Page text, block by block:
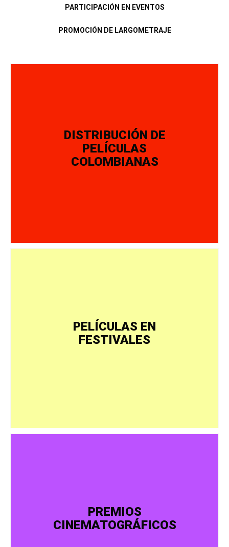
PARTICIPACIÓN EN EVENTOS
PROMOCIÓN DE LARGOMETRAJE
DISTRIBUCIÓN DE
PELÍCULAS
COLOMBIANAS
PELÍCULAS EN
FESTIVALES
PREMIOS
CINEMATOGRÁFICOS